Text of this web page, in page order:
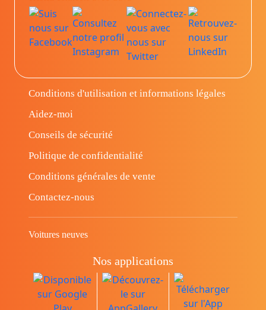
Conditions d'utilisation et informations légales
Aidez-moi
Conseils de sécurité
Politique de confidentialité
Conditions générales de vente
Contactez-nous
Voitures neuves
Nos applications